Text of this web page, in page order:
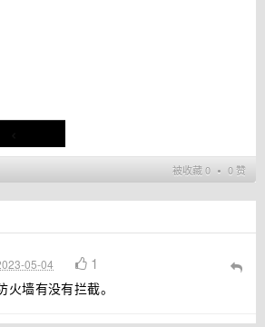
被收藏 0 ∙ 0 赞
05-04 1
火墙有没有拦截。